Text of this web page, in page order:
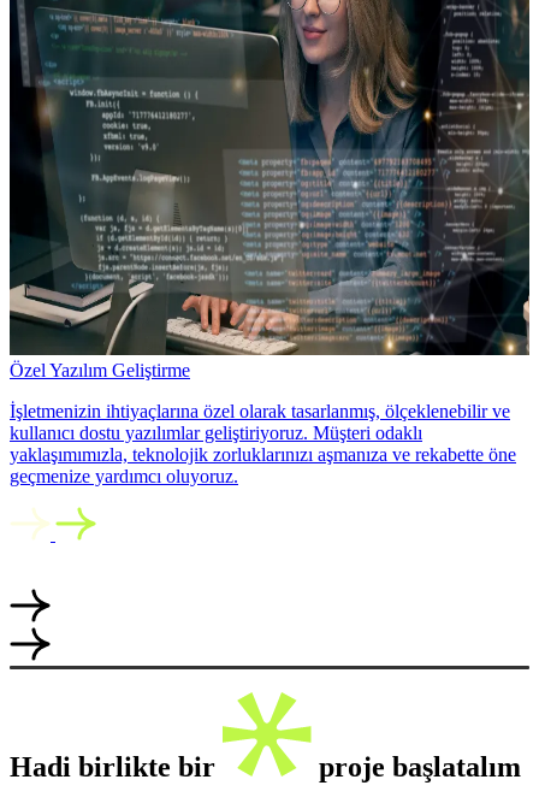
Özel Yazılım Geliştirme
İşletmenizin ihtiyaçlarına özel olarak tasarlanmış, ölçeklenebilir ve
kullanıcı dostu yazılımlar geliştiriyoruz. Müşteri odaklı
yaklaşımımızla, teknolojik zorluklarınızı aşmanıza ve rekabette öne
geçmenize yardımcı oluyoruz.
Hadi birlikte bir proje başlatalım